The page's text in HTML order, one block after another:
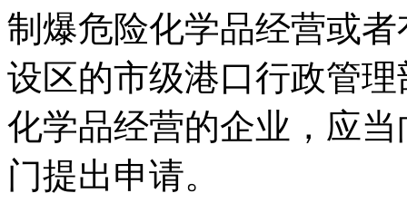
制爆危险化学品经营或
设区的市级港口行政管
化学品经营的企业，应
门提出申请。